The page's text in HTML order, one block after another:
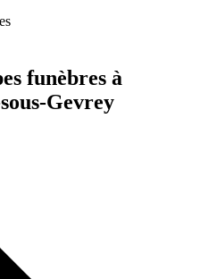
funèbres à
Gevrey